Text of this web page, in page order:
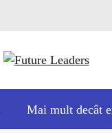
Mai mult decât